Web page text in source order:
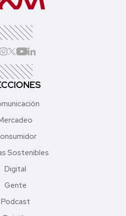
Sostenibles
Digital
Gente
Podcast